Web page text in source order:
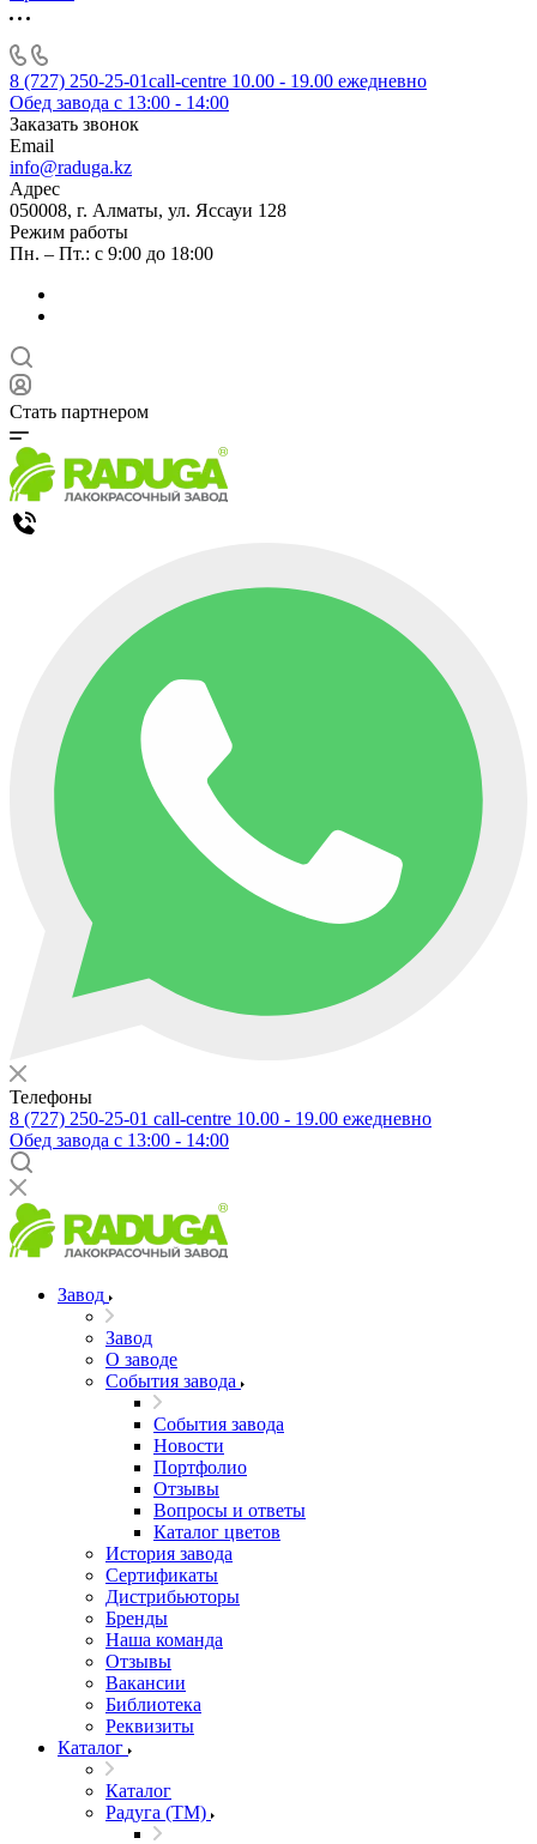
8 (727) 250-25-01call-centre 10.00 - 19.00 ежедневно
Обед завода с 13:00 - 14:00
Заказать звонок
Email
info@raduga.kz
Адрес
050008, г. Алматы, ул. Яссауи 128
Режим работы
Пн. – Пт.: с 9:00 до 18:00
Стать партнером
Телефоны
8 (727) 250-25-01 call-centre 10.00 - 19.00 ежедневно
Обед завода с 13:00 - 14:00
Завод
Завод
О заводе
События завода
События завода
Новости
Портфолио
Отзывы
Вопросы и ответы
Каталог цветов
История завода
Сертификаты
Дистрибьюторы
Бренды
Наша команда
Отзывы
Вакансии
Библиотека
Реквизиты
Каталог
Каталог
Радуга (ТМ)